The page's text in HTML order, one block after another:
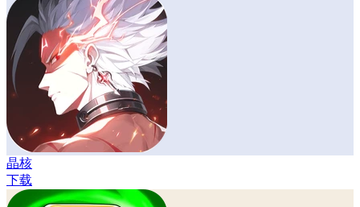
晶核
下载